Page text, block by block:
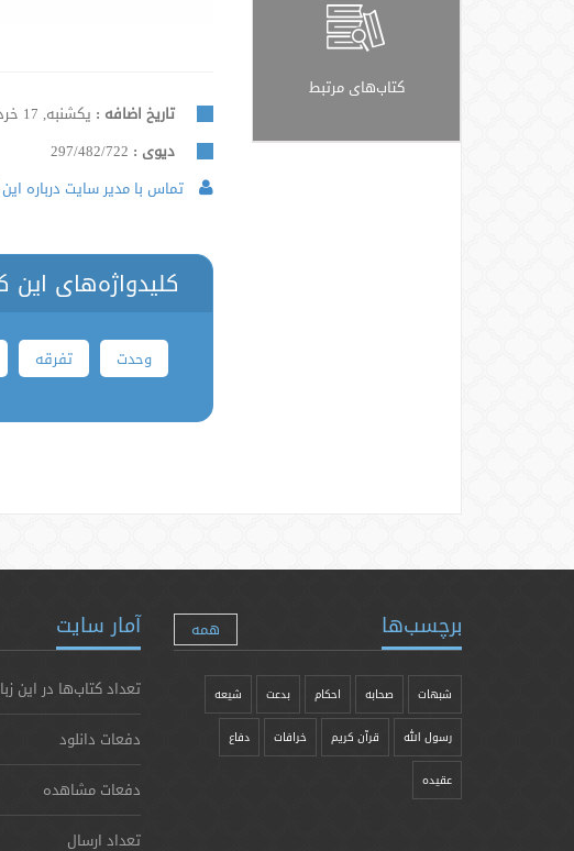
کتاب‌های مرتبط
تاریخ اضافه : یکشنبه, 17 خرداد 1388
دیوی : 297/482/722
تماس با مدیر سایت درباره
کلیدواژه‌های این
وحدت تفرقه
برچسب‌ها همه
شبهات صحابه احکام بدعت شیعه
رسول الله قرآن کریم خرافات دفاع
عقیده
آمار سایت
تعداد کتاب‌ها در این
دفعات دانلود
دفعات مشاهده
تعداد ارسال